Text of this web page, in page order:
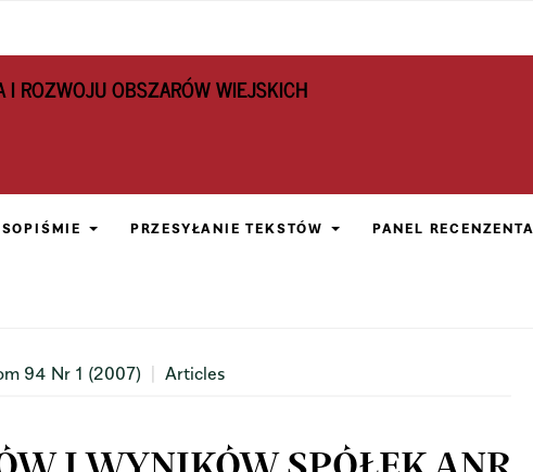
ROZWOJU OBSZARÓW WIEJSKICH
PRZESYŁANIE TEKSTÓW PANEL RECENZENTA
94 Nr 1 (2007) Articles